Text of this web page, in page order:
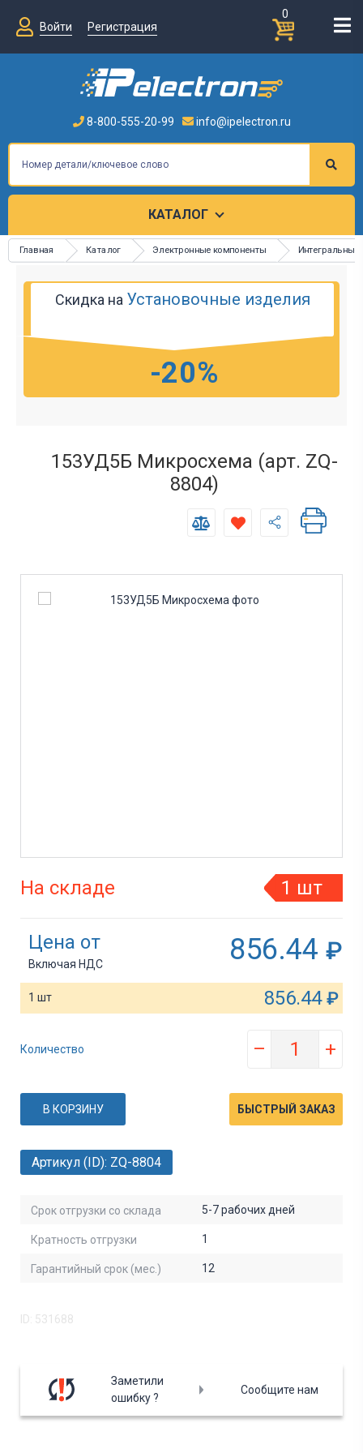
0
Войти
Регистрация
8-800-555-20-99 info@ipelectron.ru
КАТАЛОГ
Главная Каталог Электронные компоненты Интегральные
Скидка на Установочные изделия
-20%
153УД5Б Микросхема (арт. ZQ-
8804)
Артикул (ID): ZQ-8804
Срок отгрузки со склада 5-7 рабочих дней
Кратность отгрузки 1
Гарантийный срок (мес.) 12
ID: 531688
На складе 1 шт
Цена от
Включая НДС 856.44 ₽
1 шт 856.44 ₽
Количество – +
В КОРЗИНУ БЫСТРЫЙ ЗАКАЗ
Заметили
ошибку ?
Сообщите нам